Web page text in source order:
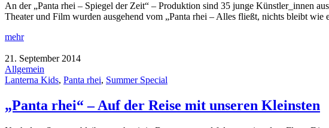
An der „Panta rhei – Spiegel der Zeit“ – Produktion sind 35 junge Künstler_innen
Theater und Film wurden ausgehend vom „Panta rhei – Alles fließt, nichts bleibt wie
mehr
21. September 2014
Allgemein
Lanterna Kids, Panta rhei, Summer Special
„Panta rhei“ – Auf der Reise mit unseren Kleinsten